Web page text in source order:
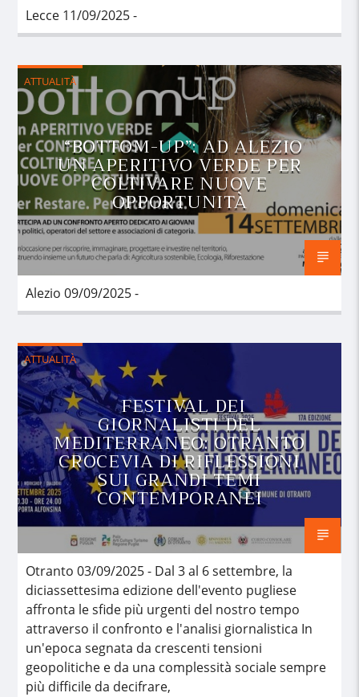
Lecce 11/09/2025 -
ATTUALITÀ
“BOTTOM-UP”: AD ALEZIO
UN APERITIVO VERDE PER
COLTIVARE NUOVE
OPPORTUNITÀ
Alezio 09/09/2025 -
ATTUALITÀ
FESTIVAL DEI
GIORNALISTI DEL
MEDITERRANEO: OTRANTO
CROCEVIA DI RIFLESSIONI
SUI GRANDI TEMI
CONTEMPORANEI
Otranto 03/09/2025 - Dal 3 al 6 settembre, la
diciassettesima edizione dell'evento pugliese
affronta le sfide più urgenti del nostro tempo
attraverso il confronto e l'analisi giornalistica In
un'epoca segnata da crescenti tensioni
geopolitiche e da una complessità sociale sempre
più difficile da decifrare,